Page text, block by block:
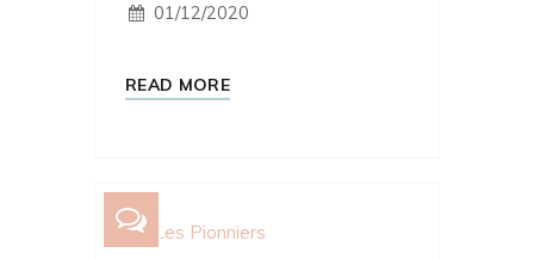
01/12/2020
READ MORE
Les Pionniers